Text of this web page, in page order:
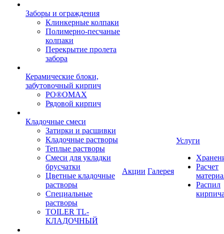
Заборы и ограждения
Клинкерные колпаки
Полимерно-песчаные
колпаки
Перекрытие пролета
забора
Керамические блоки,
забутовочный кирпич
PO®OMAX
Рядовой кирпич
Кладочные смеси
Затирки и расшивки
Кладочные растворы
Теплые растворы
Смеси для укладки
брусчатки
Цветные кладочные
растворы
Специальные
растворы
TOILER TL-
КЛАДОЧНЫЙ
Акции Галерея
Услуги
Расчет
Распил